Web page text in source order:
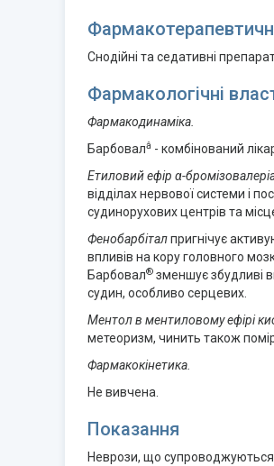
Снодійні та седативні
Фармакологічні
Фармакодинаміка.
Барбовалâ - комбінований
Етиловий ефір α-
відділах нервової системи і
судинорухових центрів та
Фенобарбіталпригнічує
впливів на кору головного
Барбовал® зменшує збудливі
судин, особливо серцевих.
Ментол в ментиловому ефірі
метеоризм, чинить також
Фармакокінетика.
Не вивчена.
Показання
Неврози, що супроводжуються